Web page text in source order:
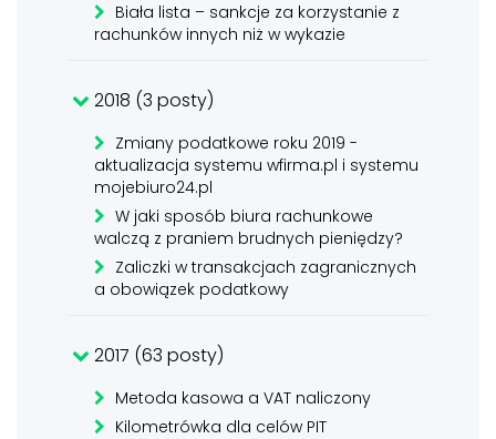
Biała lista – sankcje za korzystanie z
rachunków innych niż w wykazie
2018 (3 posty)
Zmiany podatkowe roku 2019 -
aktualizacja systemu wfirma.pl i systemu
mojebiuro24.pl
W jaki sposób biura rachunkowe
walczą z praniem brudnych pieniędzy?
Zaliczki w transakcjach zagranicznych
a obowiązek podatkowy
2017 (63 posty)
Metoda kasowa a VAT naliczony
Kilometrówka dla celów PIT